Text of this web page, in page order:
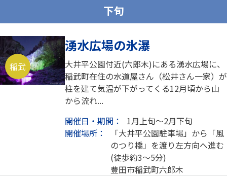
下旬
稲武
湧水広場の氷瀑
大井平公園付近(六郎木)にある湧水広場に、
稲武町在住の水道屋さん（松井さん一家）が
柱を建て気温が下がってくる12月頃から山
から流れ...
開催日・期間：
1月上旬～2月下旬
開催場所：
「大井平公園駐車場」から「風
のつり橋」を渡り左方向へ進む
(徒歩約3～5分)
豊田市稲武町六郎木